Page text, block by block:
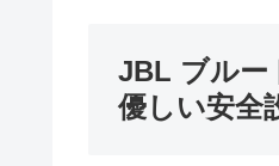
JBL ブルー
優しい安全